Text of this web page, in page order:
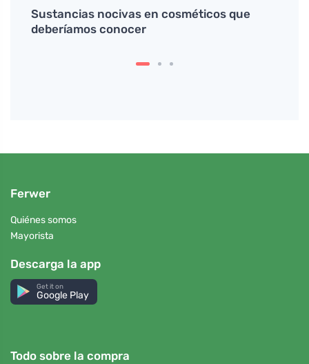
Sustancias nocivas en cosméticos que
deberíamos conocer
Ferwer
Quiénes somos
Mayorista
Descarga la app
Get it on
Google Play
Todo sobre la compra